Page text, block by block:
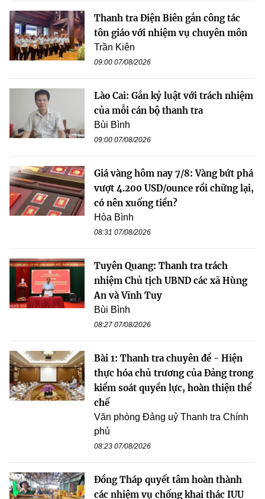
Thanh tra Điện Biên gắn công tác
tôn giáo với nhiệm vụ chuyên môn
Trần Kiên
09:00 07/08/2026
Lào Cai: Gắn kỷ luật với trách nhiệm
của mỗi cán bộ thanh tra
Bùi Bình
09:00 07/08/2026
Giá vàng hôm nay 7/8: Vàng bứt phá
vượt 4.200 USD/ounce rồi chững lại,
có nên xuống tiền?
Hòa Bình
08:31 07/08/2026
Tuyên Quang: Thanh tra trách
nhiệm Chủ tịch UBND các xã Hùng
An và Vĩnh Tuy
Bùi Bình
08:27 07/08/2026
Bài 1: Thanh tra chuyên đề - Hiện
thực hóa chủ trương của Đảng trong
kiểm soát quyền lực, hoàn thiện thể
chế
Văn phòng Đảng uỷ Thanh tra Chính
phủ
08:23 07/08/2026
Đồng Tháp quyết tâm hoàn thành
các nhiệm vụ chống khai thác IUU